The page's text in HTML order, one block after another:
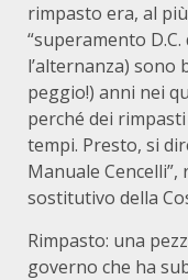
rimpasto era, al
“superamento
l’alternanza) sono
peggio!) anni nei
perché dei
tempi. Presto, si
Manuale
sostitutivo della
Rimpasto: una
governo che ha